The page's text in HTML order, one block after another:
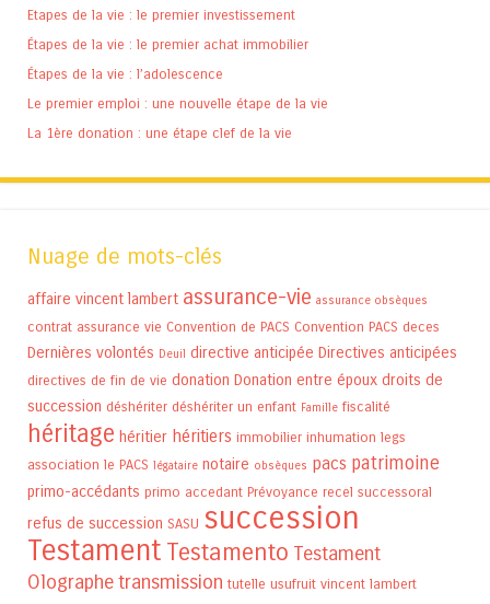
Etapes de la vie : le premier investissement
Étapes de la vie : le premier achat immobilier
Étapes de la vie : l’adolescence
Le premier emploi : une nouvelle étape de la vie
La 1ère donation : une étape clef de la vie
Nuage de mots-clés
affaire vincent lambert assurance-vie assurance obsèques
contrat assurance vie Convention de PACS Convention PACS deces
Dernières volontés Deuil directive anticipée Directives anticipées
directives de fin de vie donation Donation entre époux droits de
succession déshériter déshériter un enfant Famille fiscalité
héritage héritier héritiers immobilier inhumation legs
association le PACS légataire notaire obsèques pacs patrimoine
primo-accédants primo accedant Prévoyance recel successoral
refus de succession SASU succession
Testament Testamento Testament
Olographetransmission tutelle usufruit vincent lambert